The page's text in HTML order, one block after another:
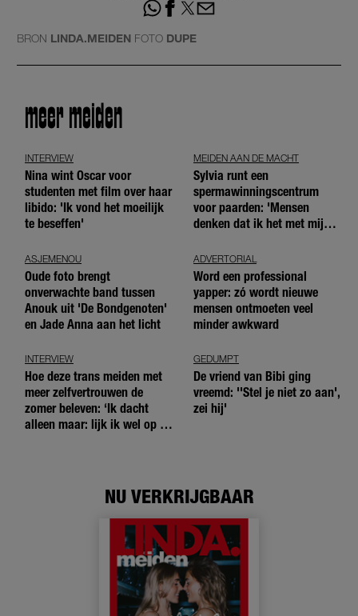
BRON LINDA.MEIDEN FOTO DUPE
meer meiden
INTERVIEW
Nina wint Oscar voor
studenten met film over haar
libido: 'Ik vond het moeilijk
te beseffen'
MEIDEN AAN DE MACHT
Sylvia runt een
spermawinningscentrum
voor paarden: 'Mensen
denken dat ik het met mijn
ASJEMENOU
Oude foto brengt
onverwachte band tussen
Anouk uit 'De Bondgenoten'
en Jade Anna aan het licht
ADVERTORIAL
Word een professional
yapper: zó wordt nieuwe
mensen ontmoeten veel
minder awkward
INTERVIEW
Hoe deze trans meiden met
meer zelfvertrouwen de
zomer beleven: ‘Ik dacht
alleen maar: lijk ik wel op de
GEDUMPT
De vriend van Bibi ging
vreemd: ''Stel je niet zo aan',
zei hij'
NU VERKRIJGBAAR